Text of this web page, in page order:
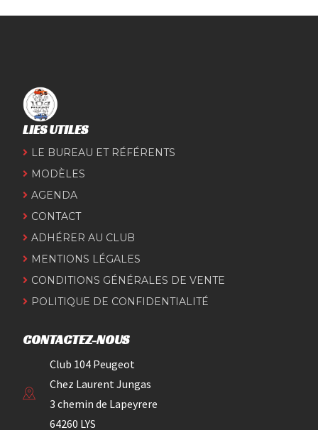
LIES UTILES
LE BUREAU ET RÉFÉRENTS
MODÈLES
AGENDA
CONTACT
ADHÉRER AU CLUB
MENTIONS LÉGALES
CONDITIONS GÉNÉRALES DE VENTE
POLITIQUE DE CONFIDENTIALITÉ
CONTACTEZ-NOUS
Club 104 Peugeot
Chez Laurent Jungas
3 chemin de Lapeyrere
64260 LYS